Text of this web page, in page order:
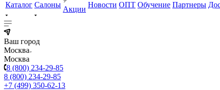
Каталог Салоны
Акции
Новости ОПТ Обучение Партнеры
Ваш город
Москва
Москва
8 (800) 234-29-85
8 (800) 234-29-85
+7 (499) 350-62-13